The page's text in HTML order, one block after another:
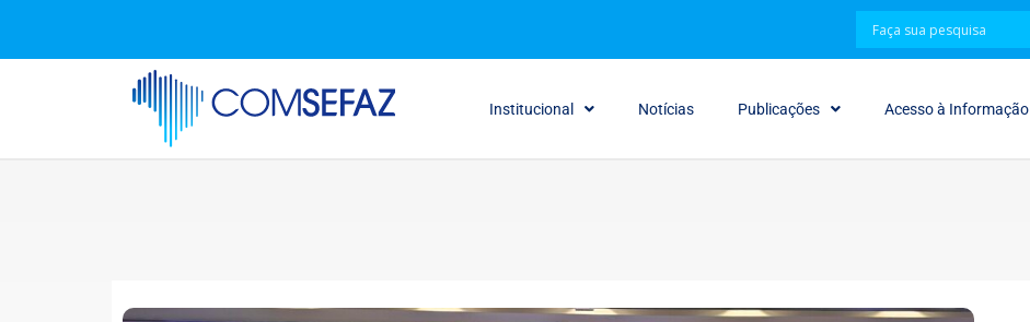
Institucional Notícias Publicações Acesso à Informação